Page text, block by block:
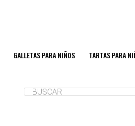
GALLETAS PARA NIÑOS TARTAS PARA